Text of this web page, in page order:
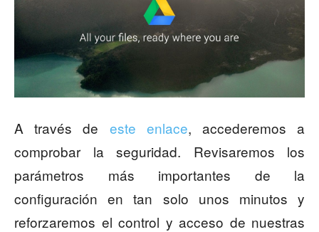
A través de este enlace, accederemos a
comprobar la seguridad. Revisaremos los
parámetros más importantes de la
configuración en tan solo unos minutos y
reforzaremos el control y acceso de nuestras